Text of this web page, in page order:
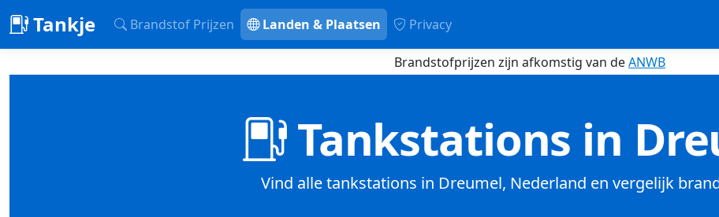
Tankje Brandstof Prijzen Landen & Plaatsen Privacy
Brandstofprijzen zijn afkomstig van deANWB
Tankstations in
Vind alle tankstations in Dreumel, Nederland en vergelijk